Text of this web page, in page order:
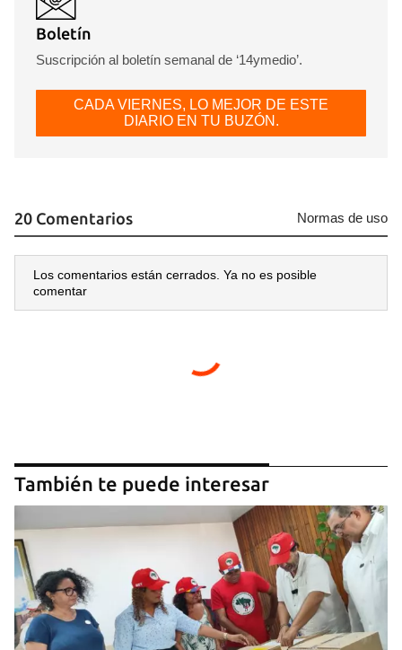
Boletín
Suscripción al boletín semanal de ‘14ymedio’.
CADA VIERNES, LO MEJOR DE ESTE
DIARIO EN TU BUZÓN.
20 Comentarios Normas de uso
Los comentarios están cerrados. Ya no es posible
comentar
También te puede interesar